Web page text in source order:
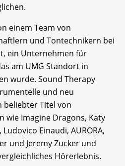
einem Team von
und Tontechnikern bei
ein Unternehmen für
am UMG Standort in
wurde. Sound Therapy
und neu
Titel von
Imagine Dragons, Katy
Einaudi, AURORA,
und Jeremy Zucker und
Hörerlebnis.